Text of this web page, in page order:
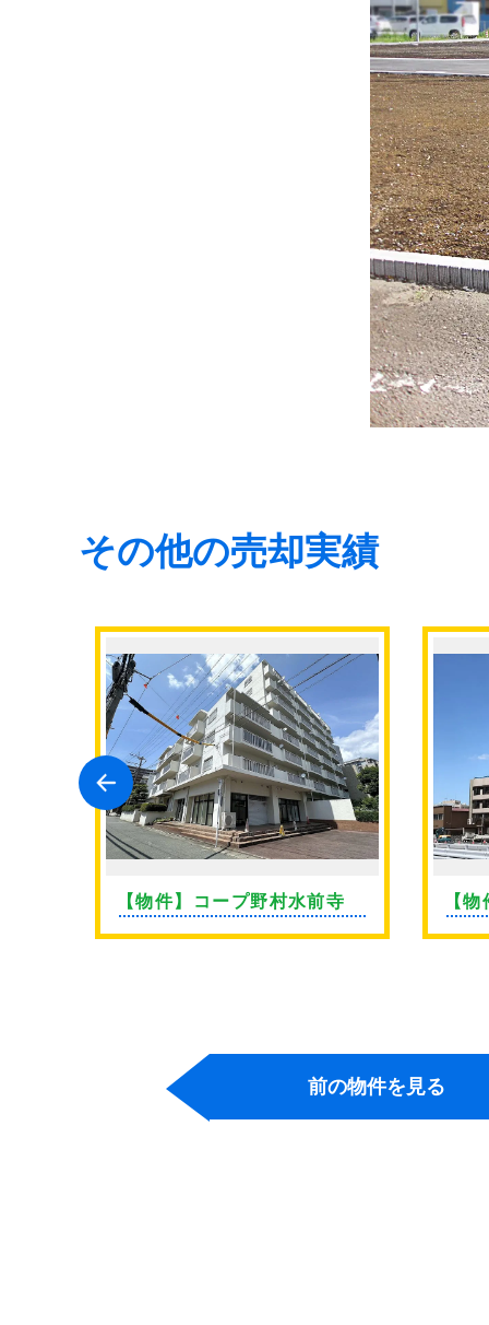
その他の売却実績
【物件】コープ野村水前寺 【
前の物件を見る